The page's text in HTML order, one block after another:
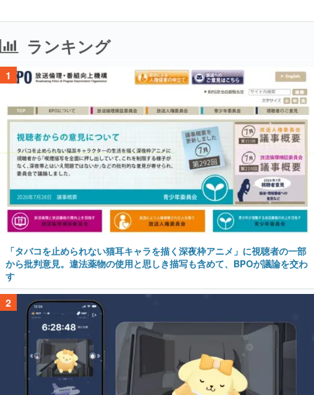
ランキング
1
「タバコを止められない猫耳キャラを描く深夜枠アニメ」に視聴者の一部
から批判意見。違法薬物の使用と思しき描写も含めて、BPOが議論を交わ
す
2